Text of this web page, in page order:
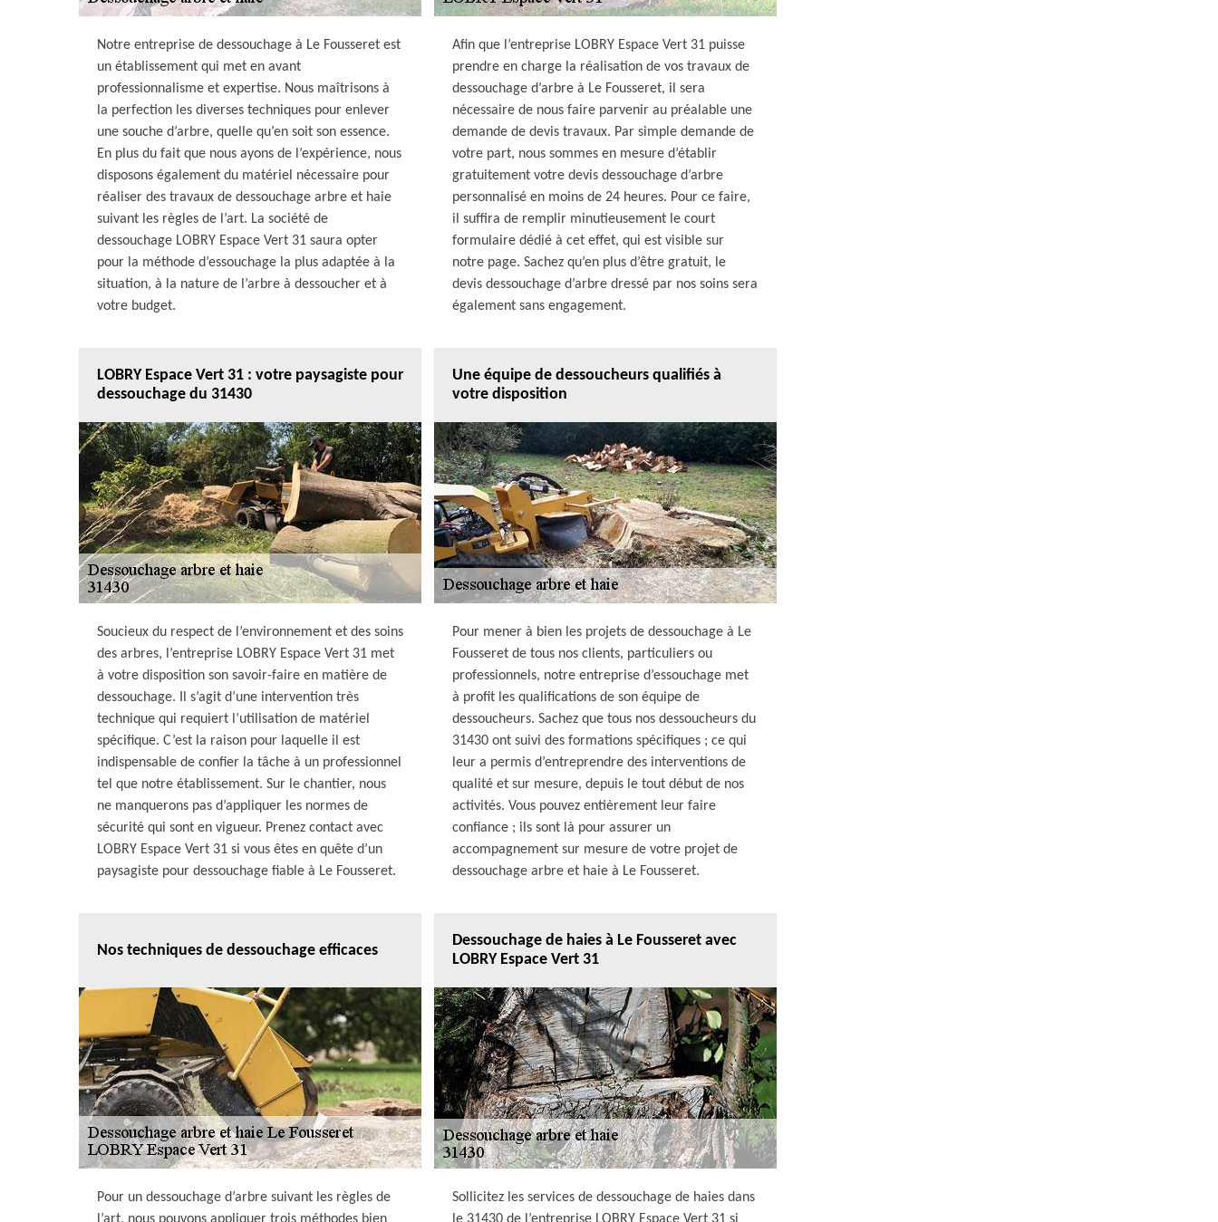
Notre entreprise de dessouchage à Le Fousseret est
un établissement qui met en avant
professionnalisme et expertise. Nous maîtrisons à
la perfection les diverses techniques pour enlever
une souche d’arbre, quelle qu’en soit son essence.
En plus du fait que nous ayons de l’expérience, nous
disposons également du matériel nécessaire pour
réaliser des travaux de dessouchage arbre et haie
suivant les règles de l’art. La société de
dessouchage LOBRY Espace Vert 31 saura opter
pour la méthode d’essouchage la plus adaptée à la
situation, à la nature de l’arbre à dessoucher et à
votre budget.
Afin que l’entreprise LOBRY Espace Vert 31 puisse
prendre en charge la réalisation de vos travaux de
dessouchage d’arbre à Le Fousseret, il sera
nécessaire de nous faire parvenir au préalable une
demande de devis travaux. Par simple demande de
votre part, nous sommes en mesure d’établir
gratuitement votre devis dessouchage d’arbre
personnalisé en moins de 24 heures. Pour ce faire,
il suffira de remplir minutieusement le court
formulaire dédié à cet effet, qui est visible sur
notre page. Sachez qu’en plus d’être gratuit, le
devis dessouchage d’arbre dressé par nos soins sera
également sans engagement.
LOBRY Espace Vert 31 : votre paysagiste pour
dessouchage du 31430
Soucieux du respect de l’environnement et des soins
des arbres, l’entreprise LOBRY Espace Vert 31 met
à votre disposition son savoir-faire en matière de
dessouchage. Il s’agit d’une intervention très
technique qui requiert l’utilisation de matériel
spécifique. C’est la raison pour laquelle il est
indispensable de confier la tâche à un professionnel
tel que notre établissement. Sur le chantier, nous
ne manquerons pas d’appliquer les normes de
sécurité qui sont en vigueur. Prenez contact avec
LOBRY Espace Vert 31 si vous êtes en quête d’un
paysagiste pour dessouchage fiable à Le Fousseret.
Une équipe de dessoucheurs qualifiés à
votre disposition
Pour mener à bien les projets de dessouchage à Le
Fousseret de tous nos clients, particuliers ou
professionnels, notre entreprise d’essouchage met
à profit les qualifications de son équipe de
dessoucheurs. Sachez que tous nos dessoucheurs du
31430 ont suivi des formations spécifiques ; ce qui
leur a permis d’entreprendre des interventions de
qualité et sur mesure, depuis le tout début de nos
activités. Vous pouvez entièrement leur faire
confiance ; ils sont là pour assurer un
accompagnement sur mesure de votre projet de
dessouchage arbre et haie à Le Fousseret.
Nos techniques de dessouchage efficaces
Pour un dessouchage d’arbre suivant les règles de
Dessouchage de haies à Le Fousseret avec
LOBRY Espace Vert 31
Sollicitez les services de dessouchage de haies dans